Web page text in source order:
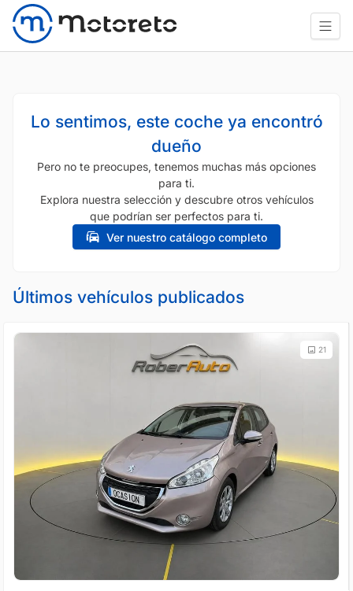
Lo sentimos, este coche ya encontró
dueño
Pero no te preocupes, tenemos muchas más opciones
para ti.
Explora nuestra selección y descubre otros vehículos
que podrían ser perfectos para ti.
Ver nuestro catálogo completo
Últimos vehículos publicados
21